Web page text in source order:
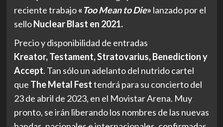
reciente trabajo«Too Mean to Die» lanzado por el
selloNuclear Blast en 2021.
Precio y disponibilidad de entradas
Kreator, Testament, Stratovarius, Benediction y
Accept. Tan sólo un adelanto del nutrido cartel
que The Metal Festtendrá para su concierto del
23 de abril de 2023, en el Movistar Arena. Muy
pronto, se irán liberando los nombres de las nuevas